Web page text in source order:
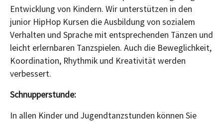
Entwicklung von Kindern. Wir unterstützen in den
junior HipHop Kursen die Ausbildung von sozialem
Verhalten und Sprache mit entsprechenden Tänzen und
leicht erlernbaren Tanzspielen. Auch die Beweglichkeit,
Koordination, Rhythmik und Kreativität werden
verbessert.
Schnupperstunde:
In allen Kinder und Jugendtanzstunden können Sie